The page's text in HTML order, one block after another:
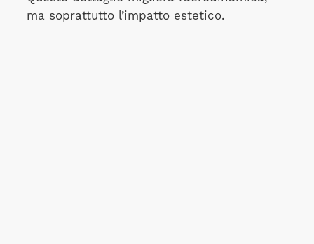
ma soprattutto l’impatto estetico.